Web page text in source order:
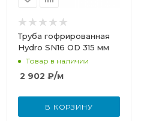
Труба гофрированная
Hydro SN16 OD 315 мм
Товар в наличии
2 902 ₽/м
В КОРЗИНУ